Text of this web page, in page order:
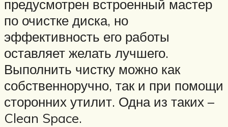
предусмотрен встроенный мастер
по очистке диска, но
эффективность его работы
оставляет желать лучшего.
Выполнить чистку можно как
собственноручно, так и при помощи
сторонних утилит. Одна из таких –
Clean Space.